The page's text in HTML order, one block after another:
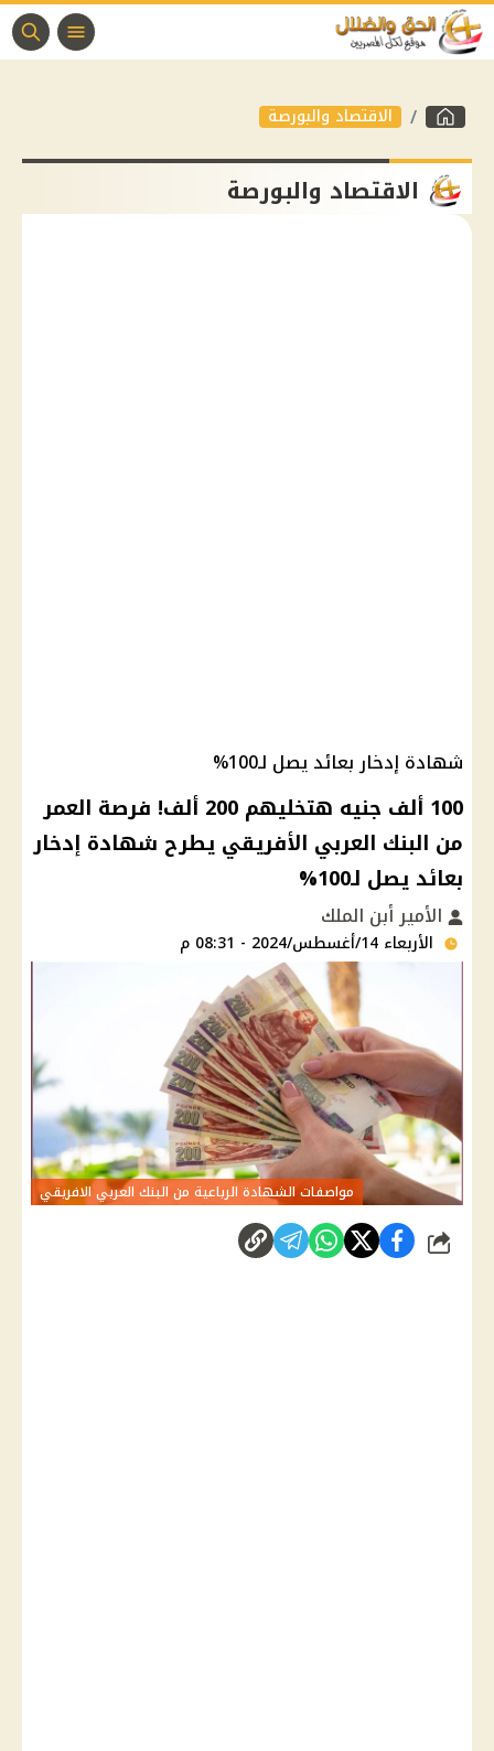
الاقتصاد والبورصة
الاقتصاد والبورصة
شهادة إدخار بعائد يصل لـ100%
100 ألف جنيه هتخليهم 200 ألف! فرصة العمر
من البنك العربي الأفريقي يطرح شهادة إدخار
بعائد يصل لـ100%
الأمير أبن الملك
الأربعاء 14/أغسطس/2024 - 08:31 م
مواصفات الشهادة الرباعية من البنك العربي الافريقي
شارك